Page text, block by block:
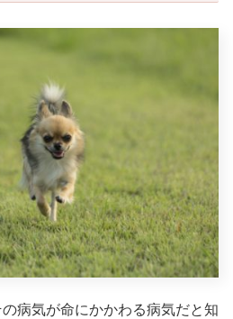
病気が命にかかわる病気だと知